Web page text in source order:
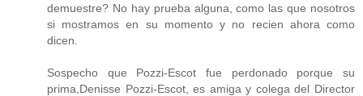
demuestre? No hay prueba alguna, como las que nosotros
si mostramos en su momento y no recien ahora como
dicen.
Sospecho que Pozzi-Escot fue perdonado porque su
prima,Denisse Pozzi-Escot, es amiga y colega del Director